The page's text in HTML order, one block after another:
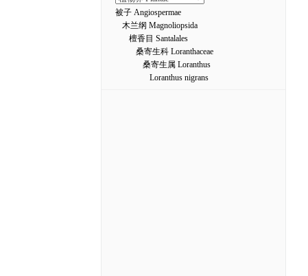
被子 Angiospermae
木兰纲 Magnoliopsida
檀香目 Santalales
桑寄生科 Loranthaceae
桑寄生属 Loranthus
Loranthus nigrans